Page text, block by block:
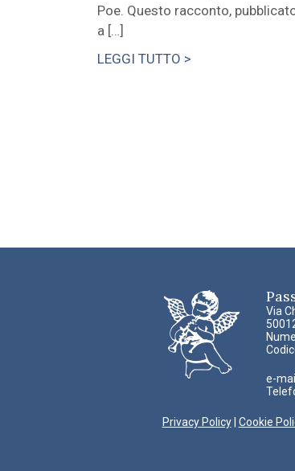
Poe. Questo racconto,
a […]
LEGGI TUTTO >
Via
e-
Privacy Policy | Cookie